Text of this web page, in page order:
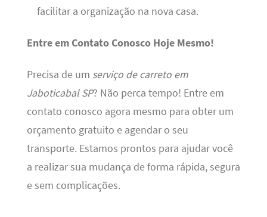
facilitar a organização na nova casa.
Entre em Contato Conosco Hoje Mesmo!
Precisa de um serviço de carreto em
Jaboticabal SP? Não perca tempo! Entre em
contato conosco agora mesmo para obter um
orçamento gratuito e agendar o seu
transporte. Estamos prontos para ajudar você
a realizar sua mudança de forma rápida, segura
e sem complicações.